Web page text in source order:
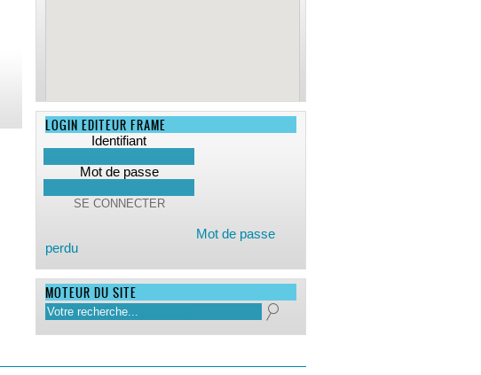
LOGIN EDITEUR FRAME
Mot de passe
perdu
MOTEUR DU SITE